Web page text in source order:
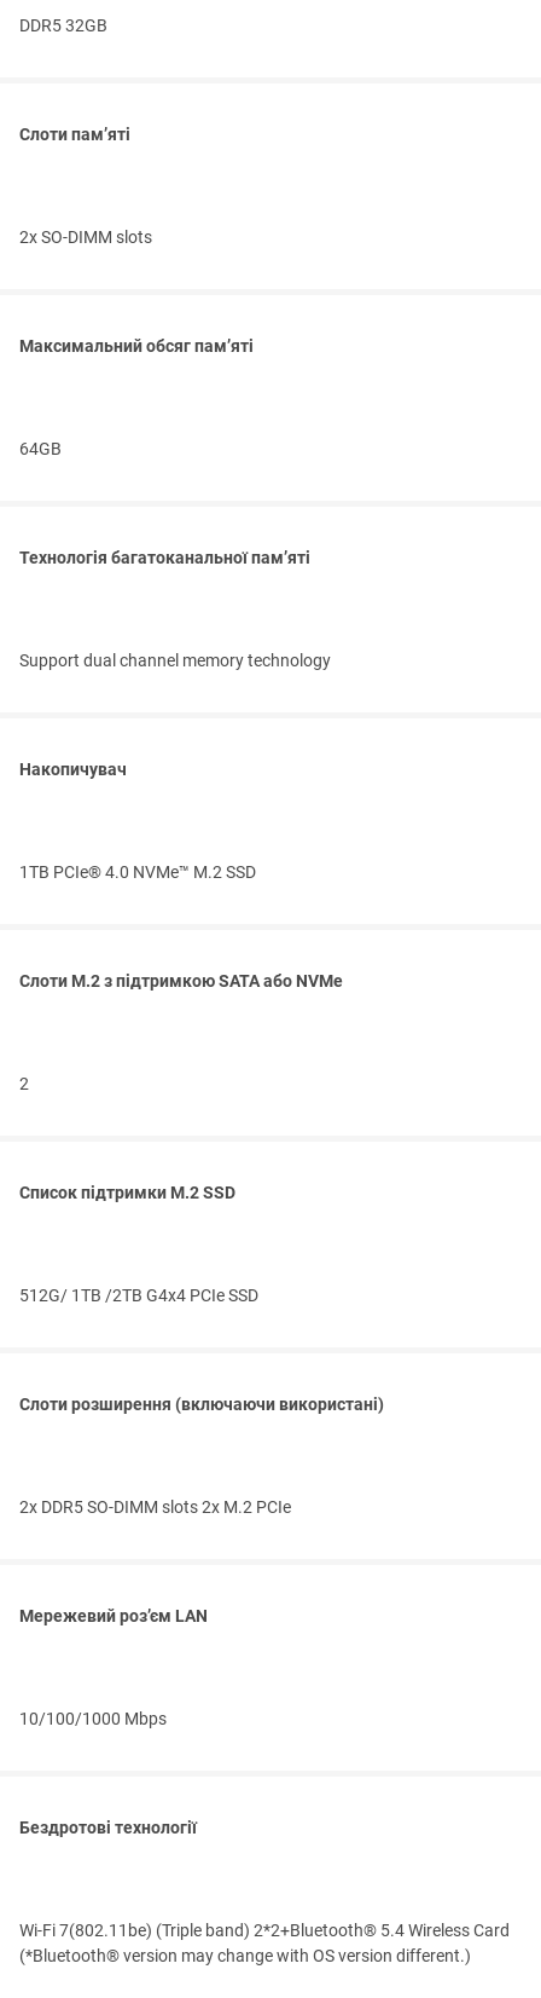
DDR5 32GB
Слоти пам’яті
2x SO-DIMM slots
Максимальний обсяг пам’яті
64GB
Технологія багатоканальної пам’яті
Support dual channel memory technology
Накопичувач
1TB PCIe® 4.0 NVMe™ M.2 SSD
Слоти M.2 з підтримкою SATA або NVMe
2
Список підтримки M.2 SSD
512G/ 1TB /2TB G4x4 PCIe SSD
Слоти розширення (включаючи використані)
2x DDR5 SO-DIMM slots 2x M.2 PCIe
Мережевий роз’єм LAN
10/100/1000 Mbps
Бездротові технології
Wi-Fi 7(802.11be) (Triple band) 2*2+Bluetooth® 5.4 Wireless Card
(*Bluetooth® version may change with OS version different.)